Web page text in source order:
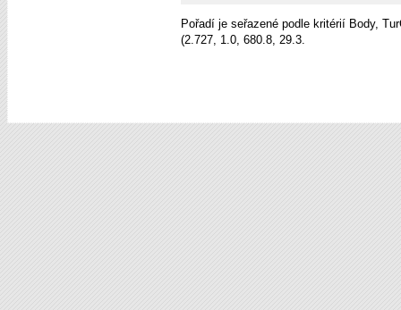
Pořadí je seřazené podle kritérií Body,
(2.727, 1.0, 680.8, 29.3.